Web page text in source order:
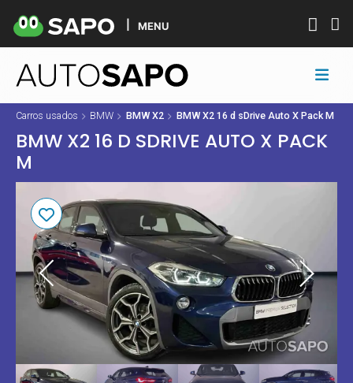
MENU
Carros usados BMW BMW X2 BMW X2 16 d sDrive Auto X Pack M
BMW X2 16 D SDRIVE AUTO X PACK
M